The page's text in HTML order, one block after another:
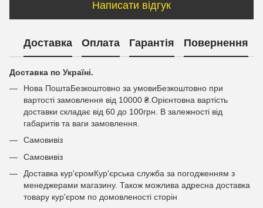
Написати відгук
Доставка Оплата Гарантія Повернення
Доставка по Україні.
Нова ПоштаБезкоштовно за умовиБезкоштовно при
вартості замовлення від 10000 ₴.Орієнтовна вартість
доставки складає від 60 до 100грн. В залежності від
габаритів та ваги замовлення.
Самовивіз
Самовивіз
Доставка кур'єромКур'єрська служба за погодженням з
менеджерами магазину. Також можлива адресна доставка
товару кур'єром по домовленості сторін